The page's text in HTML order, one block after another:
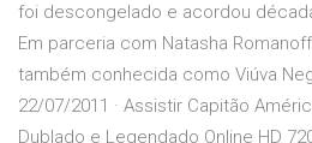
foi descongelado e acordou
Em parceria com Natasha
também conhecida como Viúva
22/07/2011 · Assistir Capitão
Dublado e Legendado Online HD